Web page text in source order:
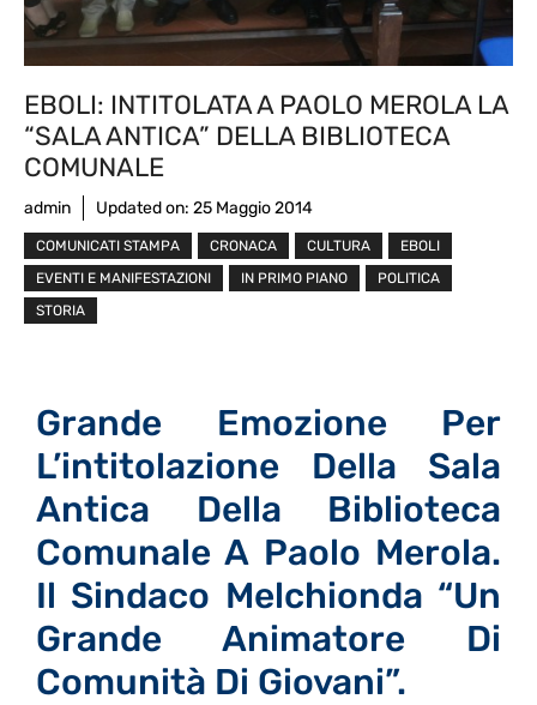
EBOLI: INTITOLATA A PAOLO MEROLA LA
“SALA ANTICA” DELLA BIBLIOTECA
COMUNALE
admin Updated on: 25 Maggio 2014
COMUNICATI STAMPA CRONACA CULTURA
EBOLI
EVENTI E MANIFESTAZIONI
IN PRIMO PIANO
POLITICA
STORIA
Grande Emozione Per
L’intitolazione Della Sala
Antica Della Biblioteca
Comunale A Paolo Merola.
Il Sindaco Melchionda “Un
Grande Animatore Di
Comunità Di Giovani”.